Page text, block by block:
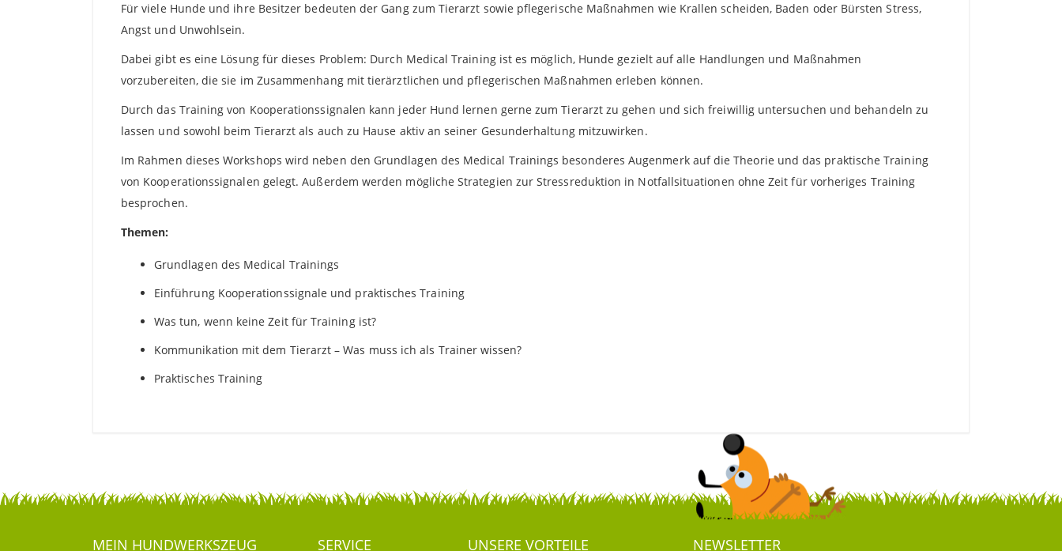
Für viele Hunde und ihre Besitzer bedeuten der Gang zum Tierarzt sowie pflegerische Maßnahmen wie Krallen scheiden, Baden oder Bürsten Stress,
Angst und Unwohlsein.
Dabei gibt es eine Lösung für dieses Problem: Durch Medical Training ist es möglich, Hunde gezielt auf alle Handlungen und Maßnahmen
vorzubereiten, die sie im Zusammenhang mit tierärztlichen und pflegerischen Maßnahmen erleben können.
Durch das Training von Kooperationssignalen kann jeder Hund lernen gerne zum Tierarzt zu gehen und sich freiwillig untersuchen und behandeln zu
lassen und sowohl beim Tierarzt als auch zu Hause aktiv an seiner Gesunderhaltung mitzuwirken.
Im Rahmen dieses Workshops wird neben den Grundlagen des Medical Trainings besonderes Augenmerk auf die Theorie und das praktische Training
von Kooperationssignalen gelegt. Außerdem werden mögliche Strategien zur Stressreduktion in Notfallsituationen ohne Zeit für vorheriges Training
besprochen.
Themen:
Grundlagen des Medical Trainings
Einführung Kooperationssignale und praktisches Training
Was tun, wenn keine Zeit für Training ist?
Kommunikation mit dem Tierarzt – Was muss ich als Trainer wissen?
Praktisches Training
MEIN HUND­WERKSZEUG SERVICE UNSERE VORTEILE NEWSLETTER